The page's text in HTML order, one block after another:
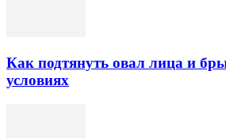
Как подтянуть овал лица и
условиях